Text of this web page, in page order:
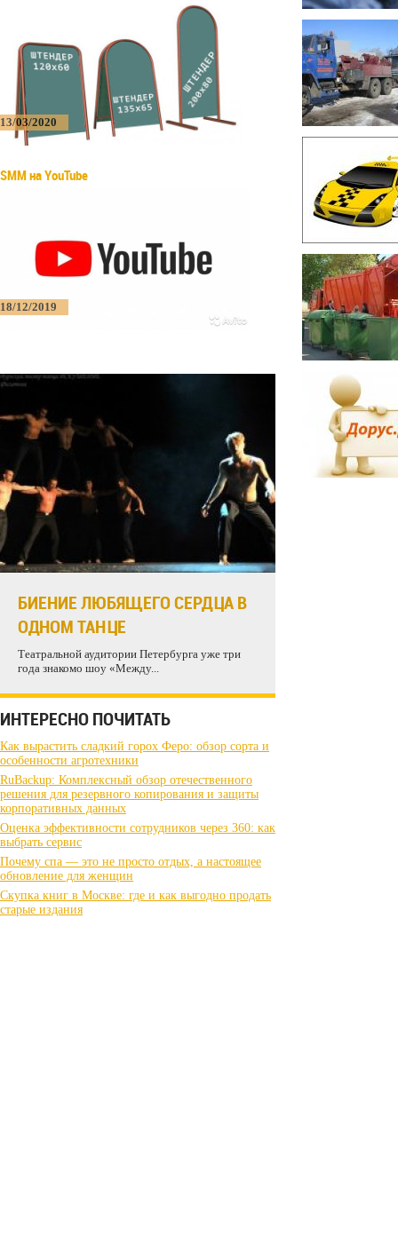
13/03/2020
SMM на YouTube
18/12/2019
БИЕНИЕ ЛЮБЯЩЕГО СЕРДЦА В
ОДНОМ ТАНЦЕ
Театральной аудитории Петербурга уже три
года знакомо шоу «Между...
ИНТЕРЕСНО ПОЧИТАТЬ
Как вырастить сладкий горох Феро: обзор сорта и
особенности агротехники
RuBackup: Комплексный обзор отечественного
решения для резервного копирования и защиты
корпоративных данных
Оценка эффективности сотрудников через 360: как
выбрать сервис
Почему спа — это не просто отдых, а настоящее
обновление для женщин
Скупка книг в Москве: где и как выгодно продать
старые издания